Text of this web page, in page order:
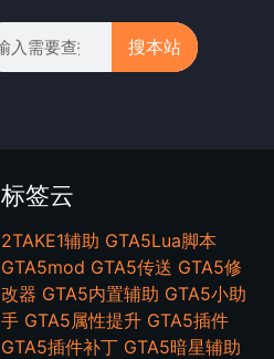
搜本站
标签云
2TAKE1辅助 GTA5Lua脚本
GTA5mod GTA5传送 GTA5修
改器 GTA5内置辅助 GTA5小助
手 GTA5属性提升 GTA5插件
GTA5插件补丁 GTA5暗星辅助